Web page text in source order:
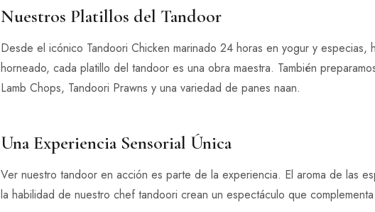
Nuestros Platillos del Tandoor
Desde el icónico Tandoori Chicken marinado 24 horas en yogur y especias,
horneado, cada platillo del tandoor es una obra maestra. También
Lamb Chops, Tandoori Prawns y una variedad de panes naan.
Una Experiencia Sensorial Única
Ver nuestro tandoor en acción es parte de la experiencia. El aroma de las
la habilidad de nuestro chef tandoori crean un espectáculo que